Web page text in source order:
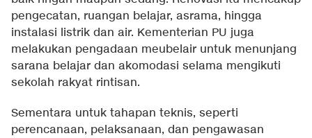
pengecatan, ruangan belajar, asrama, hingga
instalasi listrik dan air. Kementerian PU juga
melakukan pengadaan meubelair untuk menunjang
sarana belajar dan akomodasi selama mengikuti
sekolah rakyat rintisan.
Sementara untuk tahapan teknis, seperti
perencanaan, pelaksanaan, dan pengawasan